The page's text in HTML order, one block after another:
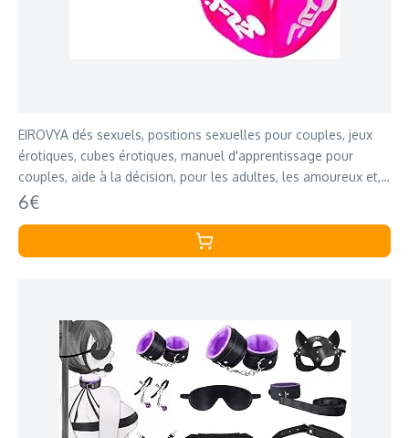
EIROVYA dés sexuels, positions sexuelles pour couples, jeux
érotiques, cubes érotiques, manuel d'apprentissage pour
couples, aide à la décision, pour les adultes, les amoureux et,
2 pièce
6€